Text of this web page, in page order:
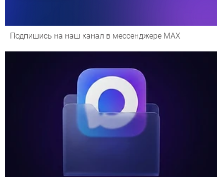
Подпишись на наш канал в мессенджере МАХ